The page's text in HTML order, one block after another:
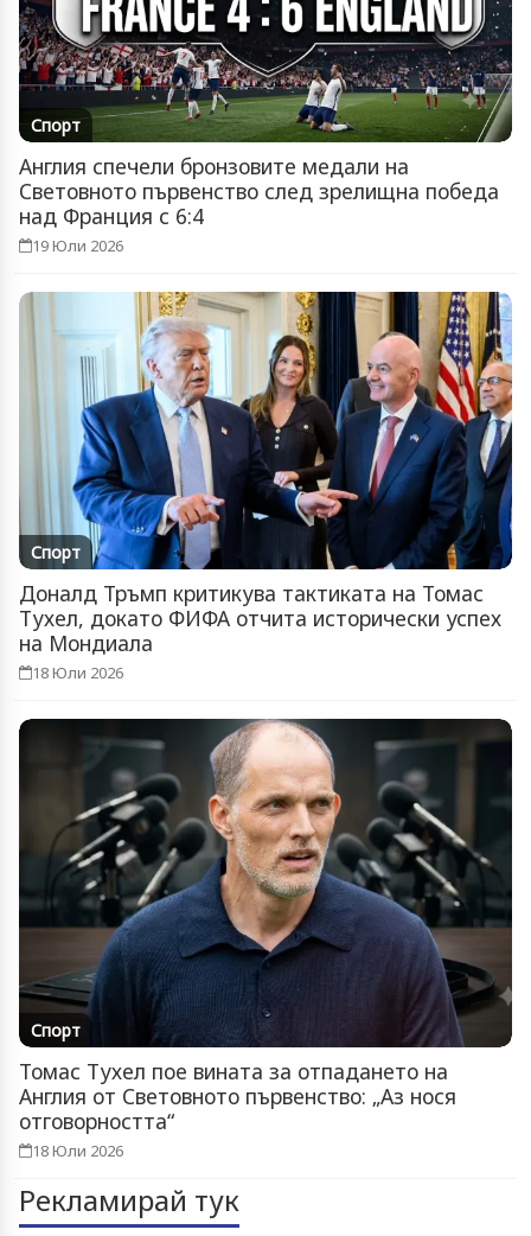
Спорт
Англия спечели бронзовите медали на
Световното първенство след зрелищна победа
над Франция с 6:4
19 Юли 2026
Спорт
Доналд Тръмп критикува тактиката на Томас
Тухел, докато ФИФА отчита исторически успех
на Мондиала
18 Юли 2026
Спорт
Томас Тухел пое вината за отпадането на
Англия от Световното първенство: „Аз нося
отговорността“
18 Юли 2026
Рекламирай тук